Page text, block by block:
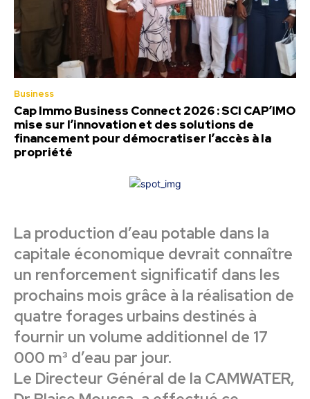
Business
Cap Immo Business Connect 2026 : SCI CAP’IMO
mise sur l’innovation et des solutions de
financement pour démocratiser l’accès à la
propriété
La production d’eau potable dans la
capitale économique devrait connaître
un renforcement significatif dans les
prochains mois grâce à la réalisation de
quatre forages urbains destinés à
fournir un volume additionnel de 17
000 m³ d’eau par jour.
Le Directeur Général de la CAMWATER,